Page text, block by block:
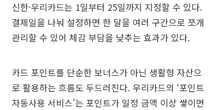
신한·우리카드는 1일부터 25일까지 지정할 수 있다.
결제일을 나눠 설정하면 한 달을 여러 구간으로 쪼개
관리할 수 있어 체감 부담을 낮추는 효과가 있다.
카드 포인트를 단순한 보너스가 아닌 생활형 자산으
로 활용하는 흐름도 두드러진다. 우리카드의 ‘포인트
자동사용 서비스’는 포인트가 일정 금액 이상 쌓이면